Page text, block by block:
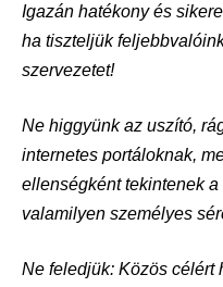
Igazán hatékony és
ha tiszteljük
szervezetet!
Ne higgyünk az uszító,
internetes portáloknak,
ellenségként tekintenek
valamilyen személyes
Ne feledjük: Közös célért